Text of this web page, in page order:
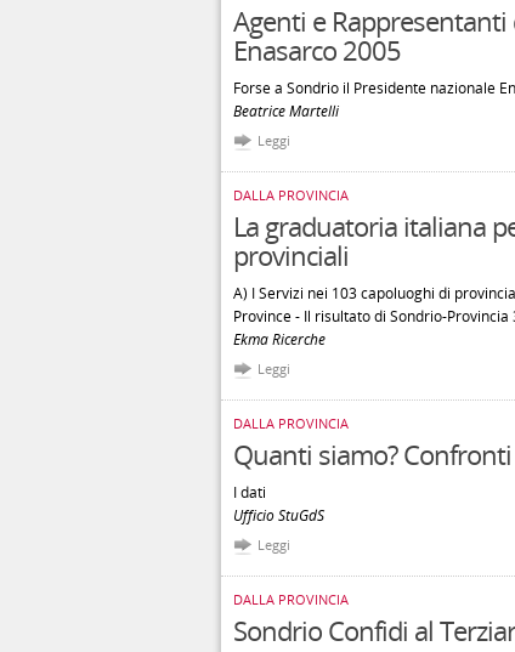
Agenti e
Enasarco 2005
Forse a Sondrio il Presidente nazionale
Beatrice Martelli
Leggi
DALLA PROVINCIA
La graduatoria italiana
provinciali
A) I Servizi nei 103 capoluoghi di
Province - Il risultato di Sondrio-
Ekma Ricerche
Leggi
DALLA PROVINCIA
Quanti siamo?
I dati
Ufficio StuGdS
Leggi
DALLA PROVINCIA
Sondrio Confidi al